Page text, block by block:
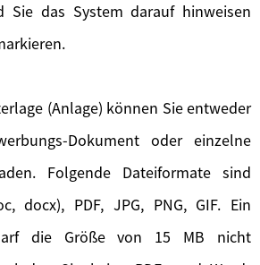
Sie das System darauf hinweisen
(Anlage) können Sie entweder
Dokument oder einzelne
Folgende Dateiformate sind
docx), PDF, JPG, PNG, GIF. Ein
die Größe von 15 MB nicht